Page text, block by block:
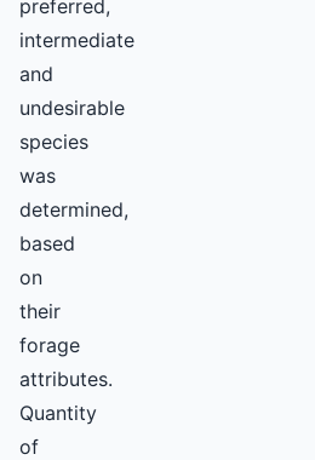
preferred,
intermediate
and
undesirable
species
was
determined,
based
on
their
forage
attributes.
Quantity
of